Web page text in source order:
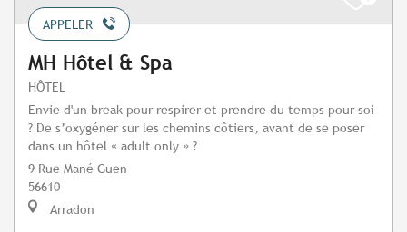
APPELER
MH Hôtel & Spa
HÔTEL
Envie d'un break pour respirer et prendre du temps pour soi
? De s’oxygéner sur les chemins côtiers, avant de se poser
dans un hôtel « adult only » ?
9 Rue Mané Guen
56610
Arradon